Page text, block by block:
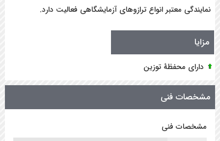
نمایندگی معتبر انواع ترازوهای آزمایشگاهی فعالیت دارد.
مزایا
دارای محفظۀ توزین
مشخصات فنی
مشخصات فنی